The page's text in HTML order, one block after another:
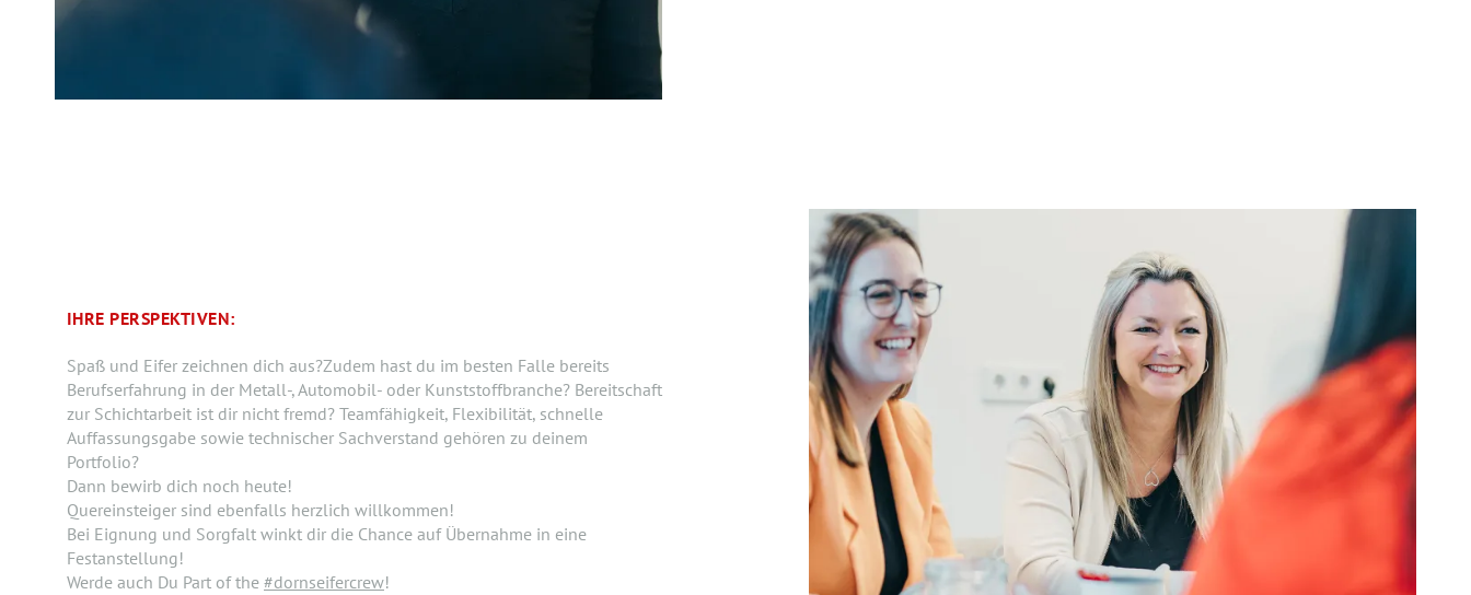
IHRE PERSPEKTIVEN:
Spaß und Eifer zeichnen dich aus?Zudem hast du im besten Falle bereits
Berufserfahrung in der Metall-, Automobil- oder Kunststoffbranche? Bereitschaft
zur Schichtarbeit ist dir nicht fremd? Teamfähigkeit, Flexibilität, schnelle
Auffassungsgabe sowie technischer Sachverstand gehören zu deinem
Portfolio?
Dann bewirb dich noch heute!
Quereinsteiger sind ebenfalls herzlich willkommen!
Bei Eignung und Sorgfalt winkt dir die Chance auf Übernahme in eine
Festanstellung!
Werde auch Du Part of the #dornseifercrew!